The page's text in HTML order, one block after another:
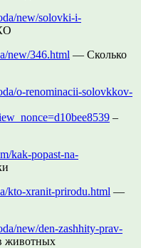
new/solovki-i-
new/346.html — Сколько
o-renominacii-solovkkov-
–
kak-popast-na-
kto-xranit-prirodu.html —
new/den-zashhity-prav-
животных